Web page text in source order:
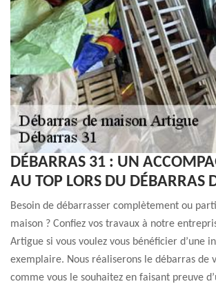
DÉBARRAS 31 : UN
AU TOP LORS DU DÉBARRAS
Besoin de débarrasser complètement ou
maison ? Confiez vos travaux à notre
Artigue si vous voulez vous bénéficier d’une
exemplaire. Nous réaliserons le débarras de
comme vous le souhaitez en faisant preuve